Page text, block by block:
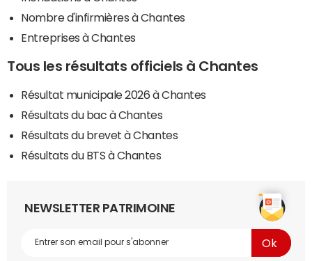
Nombre d'infirmières à Chantes
Entreprises à Chantes
Tous les résultats officiels à Chantes
Résultat municipale 2026 à Chantes
Résultats du bac à Chantes
Résultats du brevet à Chantes
Résultats du BTS à Chantes
NEWSLETTER PATRIMOINE